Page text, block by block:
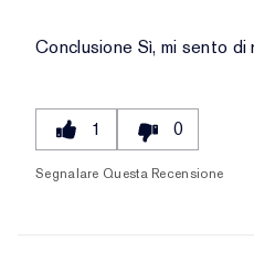
Conclusione Sì, mi sento di
1 0
Segnalare Questa Recensione